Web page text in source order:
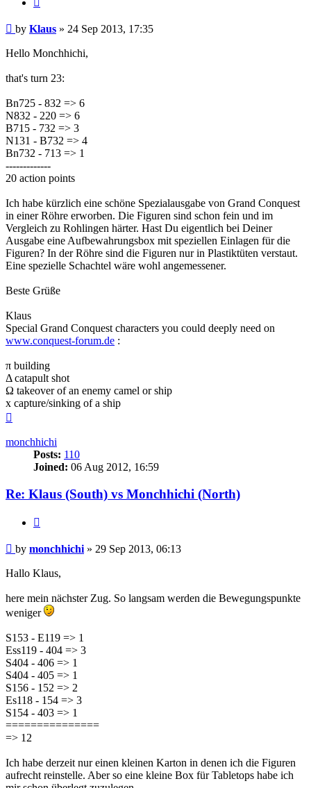
Post
by Klaus » 24 Sep 2013, 17:35
Hello Monchhichi,
that's turn 23:
Bn725 - 832 => 6
N832 - 220 => 6
B715 - 732 => 3
N131 - B732 => 4
Bn732 - 713 => 1
-------------
20 action points
Ich habe kürzlich eine schöne Spezialausgabe von Grand Conquest
in einer Röhre erworben. Die Figuren sind schon fein und im
Vergleich zu Rohlingen härter. Hast Du eigentlich bei Deiner
Ausgabe eine Aufbewahrungsbox mit speziellen Einlagen für die
Figuren? In der Röhre sind die Figuren nur in Plastiktüten verstaut.
Eine spezielle Schachtel wäre wohl angemessener.
Beste Grüße
Klaus
Special Grand Conquest characters you could deeply need on
www.conquest-forum.de :
π building
Δ catapult shot
Ω takeover of an enemy camel or ship
x capture/sinking of a ship
monchhichi
Posts: 110
Joined: 06 Aug 2012, 16:59
Re: Klaus (South) vs Monchhichi (North)
Post
by monchhichi » 29 Sep 2013, 06:13
Hallo Klaus,
here mein nächster Zug. So langsam werden die Bewegungspunkte
weniger
S153 - E119 => 1
Ess119 - 404 => 3
S404 - 406 => 1
S404 - 405 => 1
S156 - 152 => 2
Es118 - 154 => 3
S154 - 403 => 1
===============
=> 12
Ich habe derzeit nur einen kleinen Karton in denen ich die Figuren
aufrecht reinstelle. Aber so eine kleine Box für Tabletops habe ich